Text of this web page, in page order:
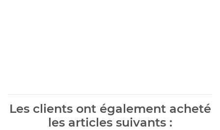
Les clients ont également acheté
les articles suivants :